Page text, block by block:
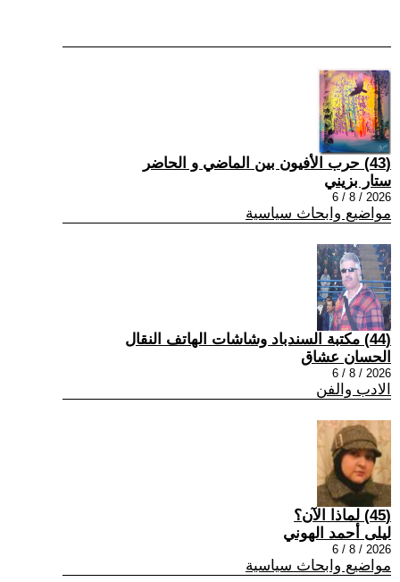
(43) حرب الأفيون بين الماضي و الحاضر
ستار بزيني
2026 / 8 / 6
مواضيع وابحاث سياسية
(44) مكتبة السندباد وشاشات الهاتف النقال
الحسان عشاق
2026 / 8 / 6
الادب والفن
(45) لماذا الآن؟
ليلى أحمد الهوني
2026 / 8 / 6
مواضيع وابحاث سياسية